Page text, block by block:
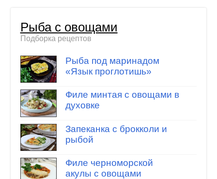
Рыба с овощами
Подборка рецептов
Рыба под маринадом
«Язык проглотишь»
Филе минтая с овощами в
духовке
Запеканка с брокколи и
рыбой
Филе черноморской
акулы с овощами